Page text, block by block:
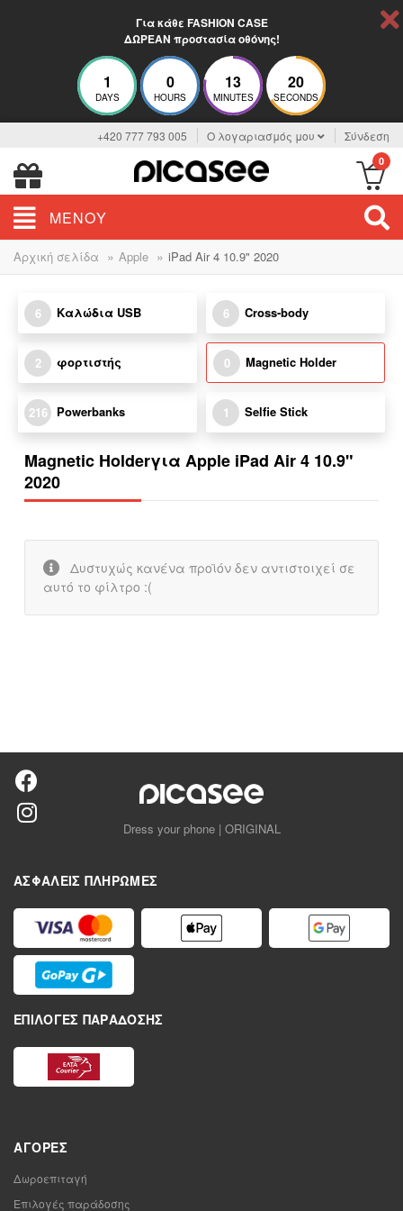
Για κάθε FASHION CASE
ΔΩΡΕΑΝ προστασία οθόνης!
1
DAYS
0
HOURS
13
MINUTES
20
SECONDS
+420 777 793 005 Ο λογαριασμός μου Σύνδεση
0
ΜΕΝΟΎ
Αρχική σελίδα » Apple » iPad Air 4 10.9" 2020
6 Καλώδια USB 6 Cross-body
2 φορτιστής 0 Magnetic Holder
216 Powerbanks 1 Selfie Stick
Magnetic Holderγια Apple iPad Air 4 10.9"
2020
Δυστυχώς κανένα προϊόν δεν αντιστοιχεί σε
αυτό το φίλτρο :(
Dress your phone | ORIGINAL
ΑΣΦΑΛΕΊΣ ΠΛΗΡΩΜΈΣ
ΕΠΙΛΟΓΈΣ ΠΑΡΆΔΟΣΗΣ
ΑΓΟΡΈΣ
Δωροεπιταγή
Επιλογές παράδοσης